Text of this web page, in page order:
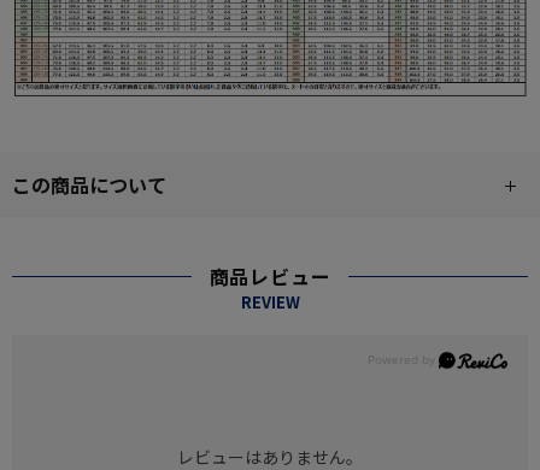
この商品について
商品レビュー
REVIEW
レビューはありません。